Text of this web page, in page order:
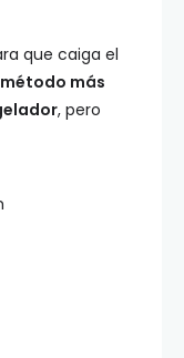
que caiga el
método más
, pero